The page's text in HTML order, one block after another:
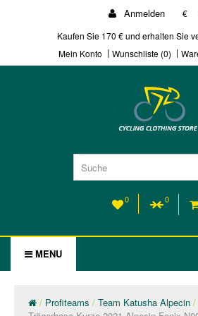
Anmelden
€
Kaufen Sie 170 € und erhalten Sie
Mein Konto
Wunschliste (0)
0 0
MENU
Profiteams
Team Katusha Alpecin